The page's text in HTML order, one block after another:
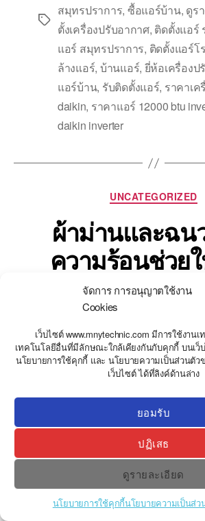
จัดการ การอนุญาตใช้งาน
Cookies
เว็บไซต์ www.mnytechnic.com มีการใช้งาน
เทคโนโลยีอื่นที่มีลักษณะใกล้เคียงกันกับคุกกี้ บนเว็
นโยบายการใช้คุกกี้ และ นโยบายความเป็นส่วนตั
เว็บไซต์ ได้ที่ลิงค์ด้านล่าง
ยอมรับ
ปฏิเสธ
ดูรายละเอียด
นโยบายการใช้คุกกี้นโยบายความเป็นส่
สมุทรปราการ, ซื้อแอร์บ้าน, ดูร
ตั้งเครื่องปรับอากาศ, ติดตั้งแอร์
แอร์ สมุทรปราการ, ติดตั้งแอร์โ
ล้างแอร์, บ้านแอร์, ยี่ห้อเครื่องป
แอร์บ้าน, รับติดตั้งแอร์, ราคาเ
daikin, ราคาแอร์ 12000 btu
daikin inverter
UNCATEGORIZED
ผ้าม่านและฉ
ความร้อนช่วย
ทำงานน้อยลงอ
กรกฎา